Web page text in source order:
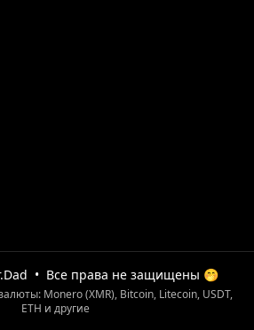
• Все права не защищены 🤭
Monero (XMR), Bitcoin, Litecoin, USDT,
ETH и другие